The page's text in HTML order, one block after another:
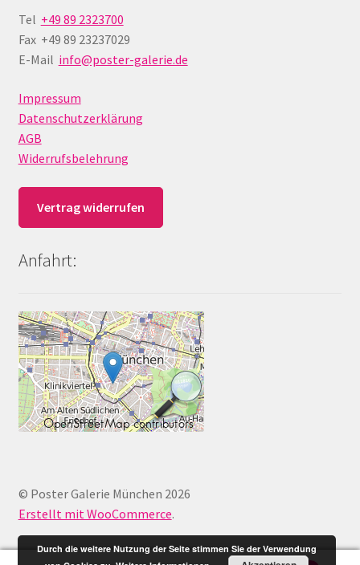
Tel +49 89 2323700
Fax +49 89 23237029
E-Mail info@poster-galerie.de
Impressum
Datenschutzerklärung
AGB
Widerrufsbelehrung
Vertrag widerrufen
Anfahrt:
© Poster Galerie München 2026
Erstellt mit WooCommerce.
Durch die weitere Nutzung der Seite stimmen Sie der Verwendung